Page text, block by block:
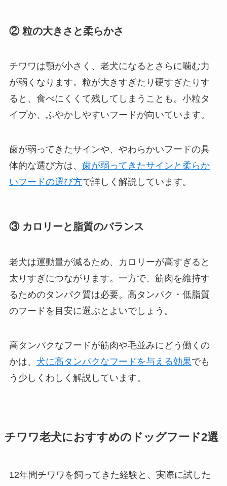
② 粒の大きさと柔らかさ
チワワは顎が小さく、老犬になるとさらに噛む力
が弱くなります。粒が大きすぎたり硬すぎたりす
ると、食べにくくて残してしまうことも。小粒タ
イプか、ふやかしやすいフードが向いています。
歯が弱ってきたサインや、やわらかいフードの具
体的な選び方は、 歯が弱ってきたサインと柔らか
いフードの選び方で詳しく解説しています。
③ カロリーと脂質のバランス
老犬は運動量が減るため、カロリーが高すぎると
太りすぎにつながります。一方で、筋肉を維持す
るためのタンパク質は必要。高タンパク・低脂質
のフードを目安に選ぶとよいでしょう。
高タンパクなフードが筋肉や毛並みにどう働くの
かは、 犬に高タンパクなフードを与える効果でも
う少しくわしく解説しています。
チワワ老犬におすすめのドッグフード2選
12年間チワワを飼ってきた経験と、実際に試した